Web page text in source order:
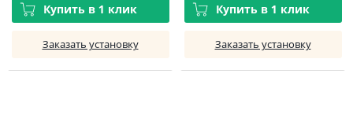
Купить в 1 клик
Заказать установку
Купить в 1 клик
Заказать установку